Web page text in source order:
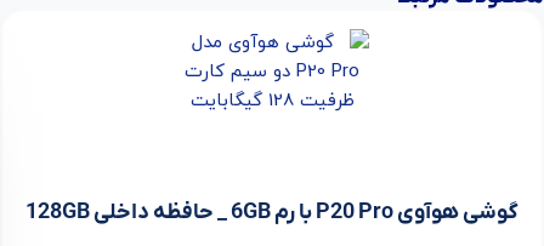
گوشی هوآوی P20 Pro با رم 6GB _ حافظه داخلی 128GB